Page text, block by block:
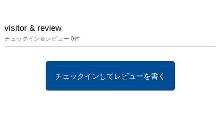
visitor & review
チェックイン＆レビュー 0件
チェックインしてレビューを書く